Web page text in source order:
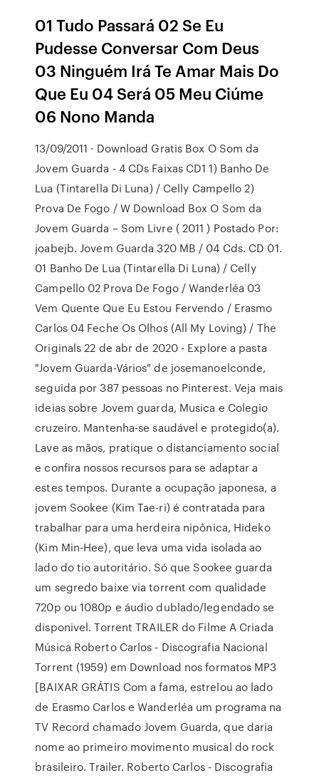
01 Tudo Passará 02 Se Eu
Pudesse Conversar Com Deus
03 Ninguém Irá Te Amar Mais Do
Que Eu 04 Será 05 Meu Ciúme
06 Nono Manda
13/09/2011 · Download Gratis Box O Som da
Jovem Guarda - 4 CDs Faixas CD1 1) Banho De
Lua (Tintarella Di Luna) / Celly Campello 2)
Prova De Fogo / W Download Box O Som da
Jovem Guarda – Som Livre ( 2011 ) Postado Por:
joabejb. Jovem Guarda 320 MB / 04 Cds. CD 01.
01 Banho De Lua (Tintarella Di Luna) / Celly
Campello 02 Prova De Fogo / Wanderléa 03
Vem Quente Que Eu Estou Fervendo / Erasmo
Carlos 04 Feche Os Olhos (All My Loving) / The
Originals 22 de abr de 2020 - Explore a pasta
"Jovem Guarda-Vários" de josemanoelconde,
seguida por 387 pessoas no Pinterest. Veja mais
ideias sobre Jovem guarda, Musica e Colegio
cruzeiro. Mantenha-se saudável e protegido(a).
Lave as mãos, pratique o distanciamento social
e confira nossos recursos para se adaptar a
estes tempos. Durante a ocupação japonesa, a
jovem Sookee (Kim Tae-ri) é contratada para
trabalhar para uma herdeira nipônica, Hideko
(Kim Min-Hee), que leva uma vida isolada ao
lado do tio autoritário. Só que Sookee guarda
um segredo baixe via torrent com qualidade
720p ou 1080p e áudio dublado/legendado se
disponivel. Torrent TRAILER do Filme A Criada
Música Roberto Carlos - Discografia Nacional
Torrent (1959) em Download nos formatos MP3
[BAIXAR GRÁTIS Com a fama, estrelou ao lado
de Erasmo Carlos e Wanderléa um programa na
TV Record chamado Jovem Guarda, que daria
nome ao primeiro movimento musical do rock
brasileiro. Trailer. Roberto Carlos - Discografia